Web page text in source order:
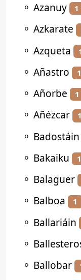
⚬ Azanuy 1
⚬ Azkarate
⚬ Azqueta
⚬ Añastro 1
⚬ Añorbe 1
⚬ Añézcar 1
⚬ Badostáin
⚬ Bakaiku 1
⚬ Balaguer
⚬ Balboa 1
⚬ Ballariáin
⚬
⚬ Ballobar